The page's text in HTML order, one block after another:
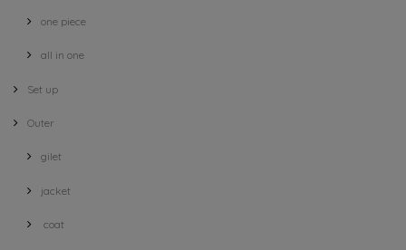
one piece
all in one
Set up
Outer
gilet
jacket
coat